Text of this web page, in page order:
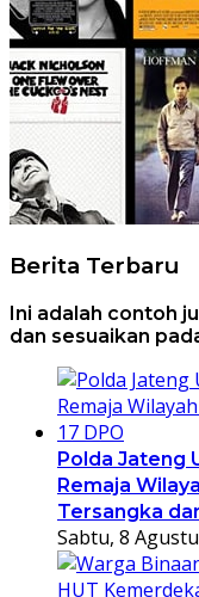
Berita Terbaru
Ini adalah contoh
dan sesuaikan
Polda Jateng
Remaja
Tersangka
Sabtu, 8